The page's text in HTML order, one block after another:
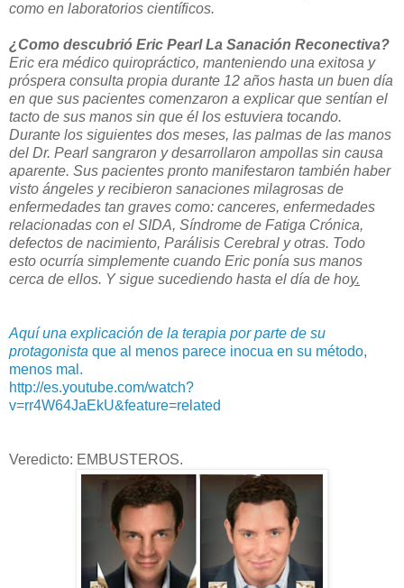
como en laboratorios científicos.
¿Como descubrió Eric Pearl La Sanación Reconectiva?
Eric era médico quiropráctico, manteniendo una exitosa y
próspera consulta propia durante 12 años hasta un buen día
en que sus pacientes comenzaron a explicar que sentían el
tacto de sus manos sin que él los estuviera tocando.
Durante los siguientes dos meses, las palmas de las manos
del Dr. Pearl sangraron y desarrollaron ampollas sin causa
aparente. Sus pacientes pronto manifestaron también haber
visto ángeles y recibieron sanaciones milagrosas de
enfermedades tan graves como: canceres, enfermedades
relacionadas con el SIDA, Síndrome de Fatiga Crónica,
defectos de nacimiento, Parálisis Cerebral y otras. Todo
esto ocurría simplemente cuando Eric ponía sus manos
cerca de ellos. Y sigue sucediendo hasta el día de hoy.
Aquí una explicación de la terapia por parte de su
protagonista que al menos parece inocua en su método,
menos mal.
http://es.youtube.com/watch?
v=rr4W64JaEkU&feature=related
Veredicto: EMBUSTEROS.